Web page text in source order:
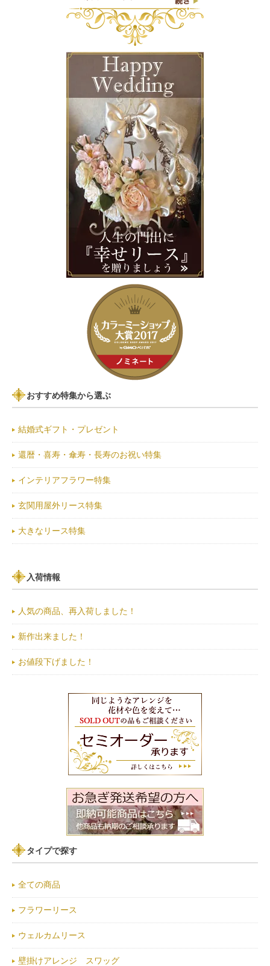
おすすめ特集から選ぶ
結婚式ギフト・プレゼント
還暦・喜寿・傘寿・長寿のお祝い特集
インテリアフラワー特集
玄関用屋外リース特集
大きなリース特集
入荷情報
人気の商品、再入荷しました！
新作出来ました！
お値段下げました！
タイプで探す
全ての商品
フラワーリース
ウェルカムリース
壁掛けアレンジ スワッグ